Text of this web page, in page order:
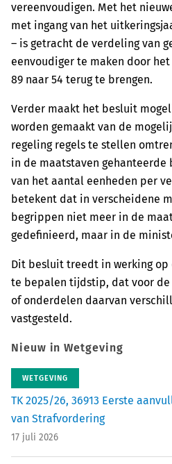
vereenvoudigen. Met het
met ingang van het
– is getracht de verdeling van
eenvoudiger te maken door
89 naar 54 terug te brengen.
Verder maakt het besluit
worden gemaakt van de
regeling regels te stellen
in de maatstaven
van het aantal eenheden per
betekent dat in verscheidene
begrippen niet meer in de
gedefinieerd, maar in de
Dit besluit treedt in werking
te bepalen tijdstip, dat voor
of onderdelen daarvan
vastgesteld.
Nieuw in Wetgeving
WETGEVING
TK 2025/26, 36913 Eerste
van Strafvordering
17 juli 2026